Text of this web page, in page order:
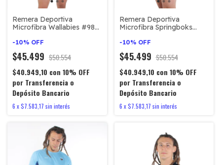
Remera Deportiva
Microfibra Wallabies #980
-10% OFF
$45.499 $50.554
$40.949,10 con 10% OFF
por Transferencia o
Depósito Bancario
6 x$7.583,17 sin interés
Remera Deportiva
Microfibra Springboks
-10% OFF
$45.499 $50.554
$40.949,10 con 10% OFF
por Transferencia o
Depósito Bancario
6 x$7.583,17 sin interés